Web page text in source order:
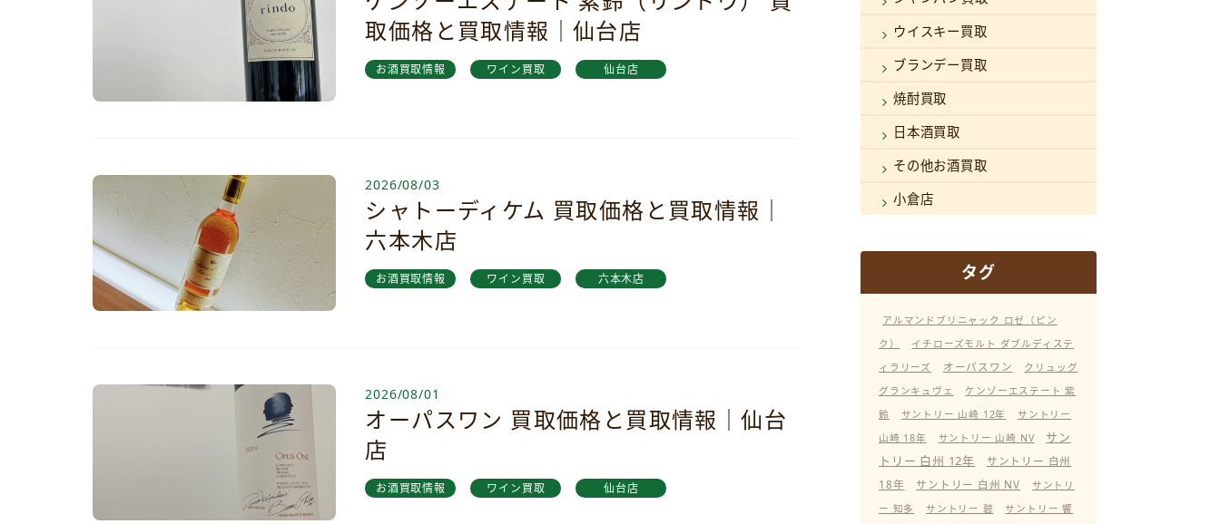
取価格と買取情報｜仙台店
お酒買取情報 ワイン買取 仙台店
2026/08/03
シャトーディケム 買取価格と買取情報｜
六本木店
お酒買取情報 ワイン買取 六本木店
2026/08/01
オーパスワン 買取価格と買取情報｜仙台
店
お酒買取情報 ワイン買取 仙台店
ウイスキー買取
ブランデー買取
焼酎買取
日本酒買取
その他お酒買取
小倉店
タグ
アルマンドブリニャック ロゼ（ピン
ク）
イチローズモルト ダブルディステ
ィラリーズ
オーパスワン
クリュッグ
グランキュヴェ
ケンゾーエステート 紫
鈴
サントリー 山崎 12年
サントリー
山崎 18年
サントリー 山崎 NV
サン
トリー 白州 12年
サントリー 白州
18年
サントリー 白州 NV
サントリ
ー 知多
サントリー 碧
サントリー 響